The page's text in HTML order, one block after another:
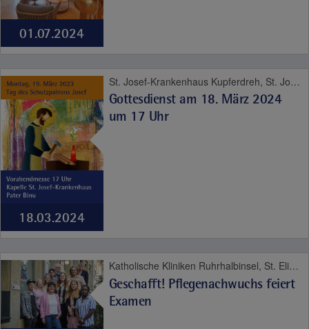
01.07.2024
18.03.2024
St. Josef-Krankenhaus Kupferdreh, St. Josef Quartier, Seelsorge
Gottesdienst am 18. März 2024
um 17 Uhr
Katholische Kliniken Ruhrhalbinsel, St. Elisabeth-Krankenhaus Niederwenigern, St. Josef-Krankenhaus Kupferdreh, St. Josef Quartier, Karriere
Geschafft! Pflegenachwuchs feiert
Examen